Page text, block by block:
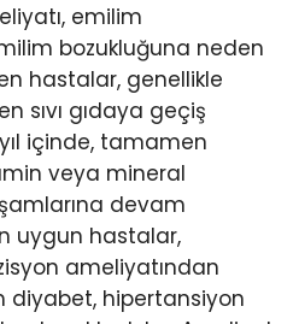
emilim
bozukluğuna neden
hastalar, genellikle
sıvı gıdaya geçiş
içinde, tamamen
veya mineral
devam
uygun hastalar,
ameliyatından
diyabet, hipertansiyon